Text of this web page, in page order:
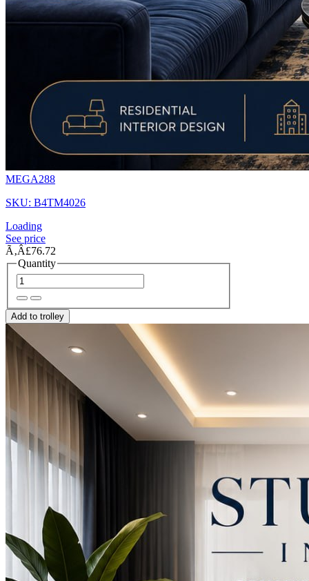
MEGA288
SKU: B4TM4026
Loading
See price
Ã‚Â£76.72
Quantity
Add to trolley